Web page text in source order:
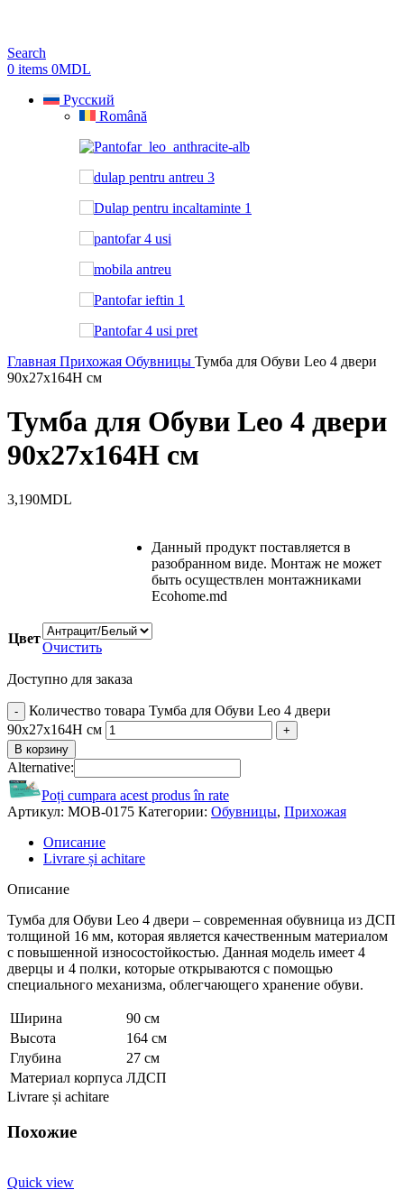
Search
0 items 0MDL
Русский
Română
Главная Прихожая Обувницы Тумба для Обуви Leo 4 двери
90x27x164H cм
Тумба для Обуви Leo 4 двери
90x27x164H cм
3,190MDL
Данный продукт поставляется в
разобранном виде. Монтаж не может
быть осуществлен монтажниками
Ecohome.md
Цвет
Очистить
Доступно для заказа
Количество товара Тумба для Обуви Leo 4 двери
90x27x164H cм
В корзину
Alternative:
Poți cumpara acest produs în rate
Артикул: MOB-0175 Категории: Обувницы, Прихожая
Описание
Livrare și achitare
Описание
Тумба для Обуви Leo 4 двери – современная обувница из ДСП
толщиной 16 мм, которая является качественным материалом
с повышенной износостойкостью. Данная модель имеет 4
дверцы и 4 полки, которые открываются с помощью
специального механизма, облегчающего хранение обуви.
Ширина
90 см
Высота
164 см
Глубина
27 см
Материал корпуса ЛДСП
Livrare și achitare
Похожие
Quick view